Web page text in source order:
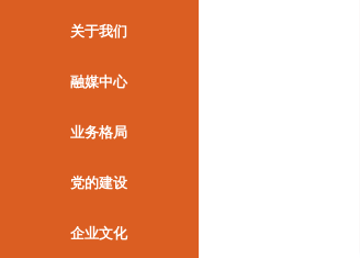
关于我们
融媒中心
业务格局
党的建设
企业文化